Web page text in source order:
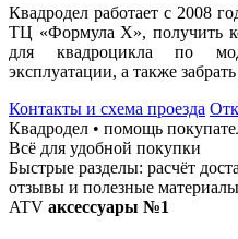
Квадродел работает с 2008
ТЦ «Формула Х», получить
для квадроцикла по
эксплуатации, а также забрать
Контакты и схема проезда
Квадродел • помощь
Всё для удобной покупки
Быстрые разделы: расчёт
отзывы и полезные
ATV аксессуары №1